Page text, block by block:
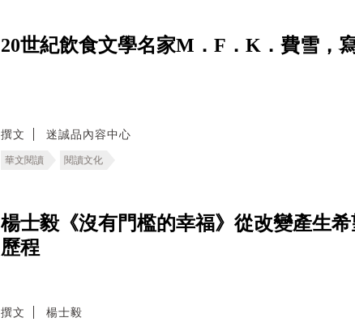
20世紀飲食文學名家M．F．K．費雪，
撰文 迷誠品內容中心
華文閱讀 閱讀文化
楊士毅《沒有門檻的幸福》從改變產生
歷程
撰文 楊士毅